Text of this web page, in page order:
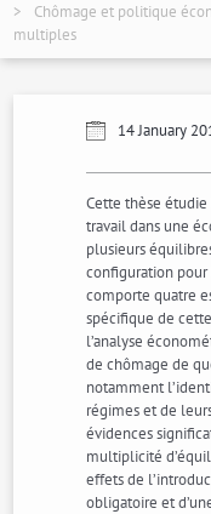
Chômage et politique
multiples
14 January
Cette thèse
travail dans une
plusieurs
configuration
comporte quatre
spécifique de
l’analyse
de chômage de
notamment
régimes et de
évidences
multiplicité
effets de
obligatoire et